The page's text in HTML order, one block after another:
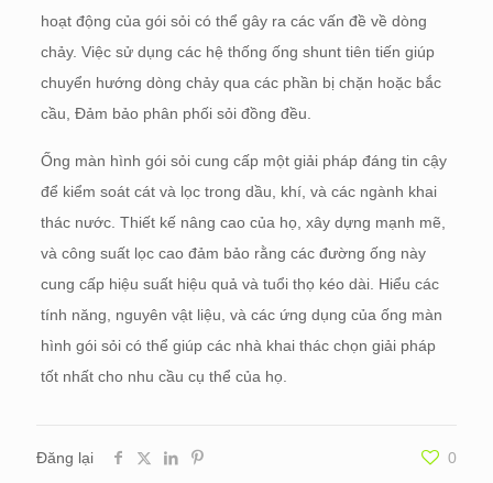
hoạt động của gói sỏi có thể gây ra các vấn đề về dòng
chảy. Việc sử dụng các hệ thống ống shunt tiên tiến giúp
chuyển hướng dòng chảy qua các phần bị chặn hoặc bắc
cầu, Đảm bảo phân phối sỏi đồng đều.
Ống màn hình gói sỏi cung cấp một giải pháp đáng tin cậy
để kiểm soát cát và lọc trong dầu, khí, và các ngành khai
thác nước. Thiết kế nâng cao của họ, xây dựng mạnh mẽ,
và công suất lọc cao đảm bảo rằng các đường ống này
cung cấp hiệu suất hiệu quả và tuổi thọ kéo dài. Hiểu các
tính năng, nguyên vật liệu, và các ứng dụng của ống màn
hình gói sỏi có thể giúp các nhà khai thác chọn giải pháp
tốt nhất cho nhu cầu cụ thể của họ.
Đăng lại 0